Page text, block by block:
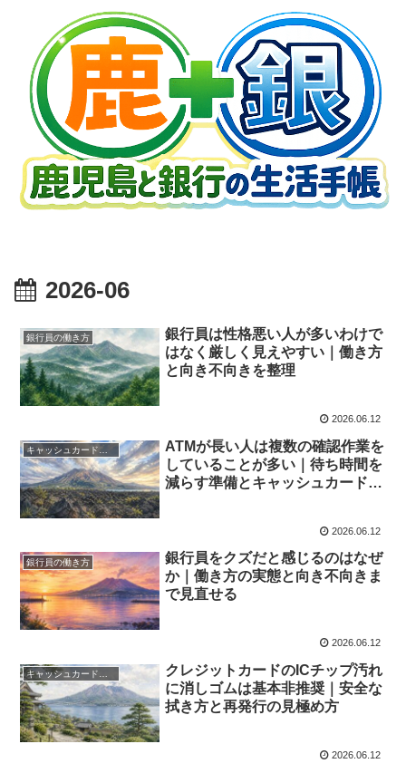
2026-06
銀行員の働き方
銀行員は性格悪い人が多いわけで
はなく厳しく見えやすい｜働き方
と向き不向きを整理
2026.06.12
ATMが長い人は複数の確認作業を
していることが多い｜待ち時間を
減らす準備とキャッシュカード対
2026.06.12
銀行員の働き方
銀行員をクズだと感じるのはなぜ
か｜働き方の実態と向き不向きま
で見直せる
2026.06.12
キャッシュカード対策
クレジットカードのICチップ汚れ
に消しゴムは基本非推奨｜安全な
拭き方と再発行の見極め方
2026.06.12